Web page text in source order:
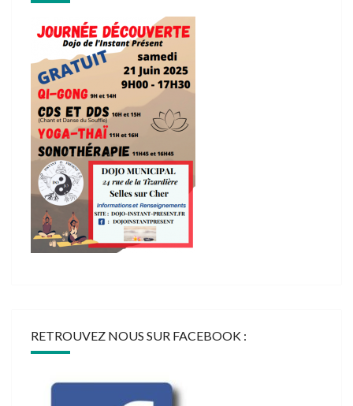
RETROUVEZ NOUS SUR FACEBOOK :